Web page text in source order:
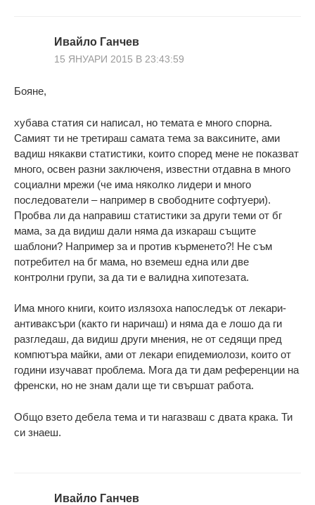
Ивайло Ганчев
15 ЯНУАРИ 2015 В 23:43:59
Бояне,
хубава статия си написал, но темата е много спорна.
Самият ти не третираш самата тема за ваксините, ами
вадиш някакви статистики, които според мене не показват
много, освен разни заключеня, известни отдавна в много
социални мрежи (че има няколко лидери и много
последователи – например в свободните софтуери).
Пробва ли да направиш статистики за други теми от бг
мама, за да видиш дали няма да изкараш същите
шаблони? Например за и против кърменето?! Не съм
потребител на бг мама, но вземеш една или две
контролни групи, за да ти е валидна хипотезата.
Има много книги, които излязоха напоследък от лекари-
антиваксъри (както ги наричаш) и няма да е лошо да ги
разгледаш, да видиш други мнения, не от седящи пред
компютъра майки, ами от лекари епидемиолози, които от
години изучават проблема. Мога да ти дам референции на
френски, но не знам дали ще ти свършат работа.
Общо взето дебела тема и ти нагазваш с двата крака. Ти
си знаеш.
Ивайло Ганчев